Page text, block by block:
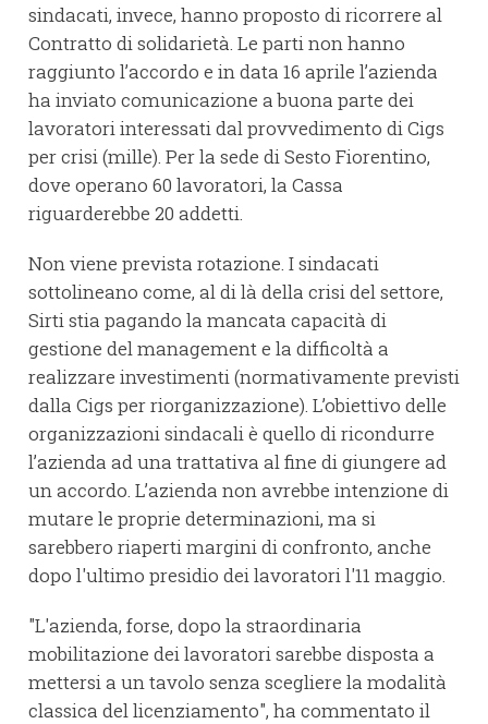
sindacati, invece, hanno proposto di ricorrere al
Contratto di solidarietà. Le parti non hanno
raggiunto l’accordo e in data 16 aprile l’azienda
ha inviato comunicazione a buona parte dei
lavoratori interessati dal provvedimento di Cigs
per crisi (mille). Per la sede di Sesto Fiorentino,
dove operano 60 lavoratori, la Cassa
riguarderebbe 20 addetti.
Non viene prevista rotazione. I sindacati
sottolineano come, al di là della crisi del settore,
Sirti stia pagando la mancata capacità di
gestione del management e la difficoltà a
realizzare investimenti (normativamente previsti
dalla Cigs per riorganizzazione). L’obiettivo delle
organizzazioni sindacali è quello di ricondurre
l’azienda ad una trattativa al fine di giungere ad
un accordo. L’azienda non avrebbe intenzione di
mutare le proprie determinazioni, ma si
sarebbero riaperti margini di confronto, anche
dopo l'ultimo presidio dei lavoratori l'11 maggio.
"L'azienda, forse, dopo la straordinaria
mobilitazione dei lavoratori sarebbe disposta a
mettersi a un tavolo senza scegliere la modalità
classica del licenziamento", ha commentato il